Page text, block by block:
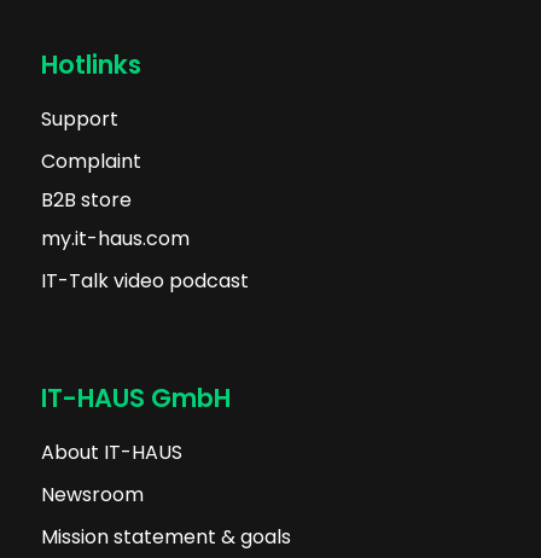
Hotlinks
Support
Complaint
B2B store
my.it-haus.com
IT-Talk video podcast
IT-HAUS GmbH
About IT-HAUS
Newsroom
Mission statement & goals